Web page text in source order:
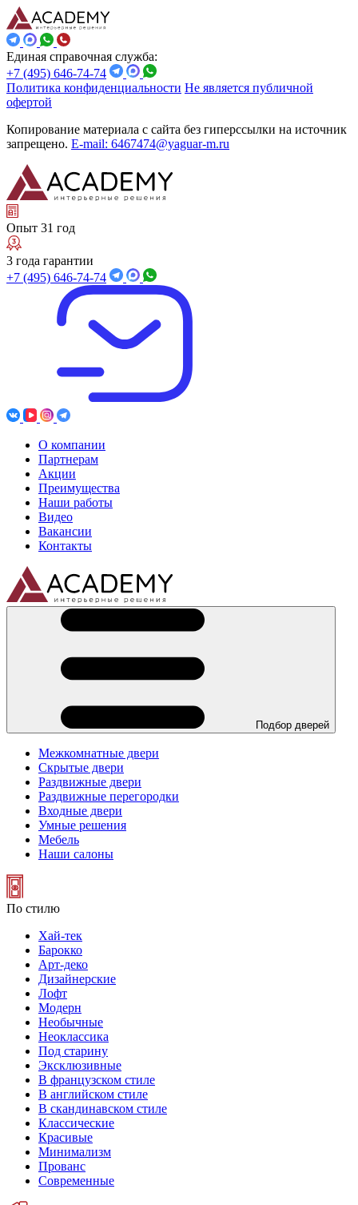
Единая справочная служба:
+7 (495) 646-74-74
Политика конфиденциальности Не является публичной
офертой
Копирование материала с сайта без гиперссылки на источник
запрещено. E-mail: 6467474@yaguar-m.ru
Опыт 31 год
3 года гарантии
+7 (495) 646-74-74
О компании
Партнерам
Акции
Преимущества
Наши работы
Видео
Вакансии
Контакты
Подбор дверей
Межкомнатные двери
Скрытые двери
Раздвижные двери
Раздвижные перегородки
Входные двери
Умные решения
Мебель
Наши салоны
По стилю
Хай-тек
Барокко
Арт-деко
Дизайнерские
Лофт
Модерн
Необычные
Неоклассика
Под старину
Эксклюзивные
В французском стиле
В английском стиле
В скандинавском стиле
Классические
Красивые
Минимализм
Прованс
Современные